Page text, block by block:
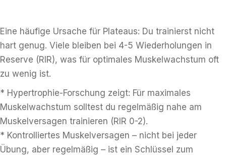
Eine häufige Ursache für Plateaus: Du trainierst nicht
hart genug. Viele bleiben bei 4-5 Wiederholungen in
Reserve (RIR), was für optimales Muskelwachstum oft
zu wenig ist.
* Hypertrophie-Forschung zeigt: Für maximales
Muskelwachstum solltest du regelmäßig nahe am
Muskelversagen trainieren (RIR 0-2).
* Kontrolliertes Muskelversagen – nicht bei jeder
Übung, aber regelmäßig – ist ein Schlüssel zum